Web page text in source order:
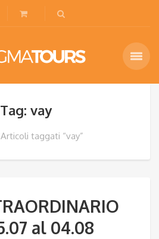
Tag: vay
Articoli taggati “vay”
al 04.08